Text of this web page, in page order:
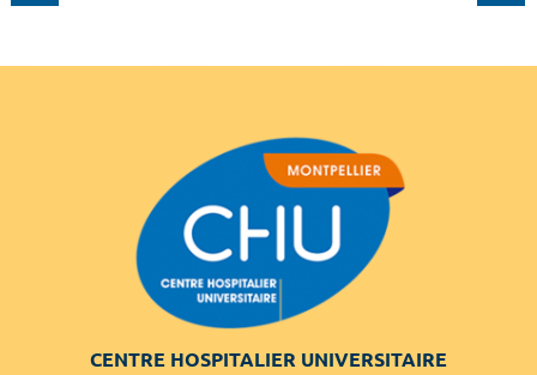
CENTRE HOSPITALIER UNIVERSITAIRE